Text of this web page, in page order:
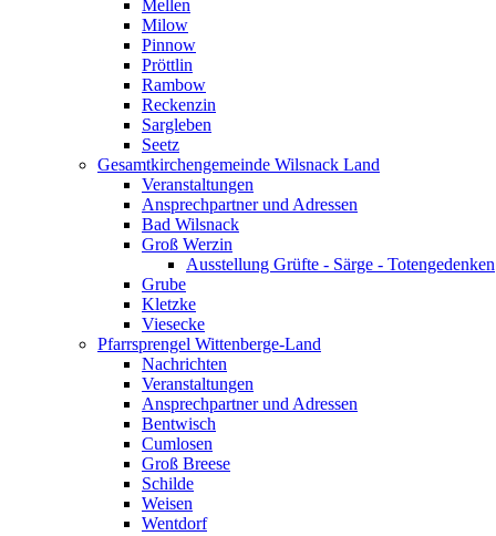
Mellen
Milow
Pinnow
Pröttlin
Rambow
Reckenzin
Sargleben
Seetz
Gesamtkirchengemeinde Wilsnack Land
Veranstaltungen
Ansprechpartner und Adressen
Bad Wilsnack
Groß Werzin
Ausstellung Grüfte - Särge - Totengedenken
Grube
Kletzke
Viesecke
Pfarrsprengel Wittenberge-Land
Nachrichten
Veranstaltungen
Ansprechpartner und Adressen
Bentwisch
Cumlosen
Groß Breese
Schilde
Weisen
Wentdorf